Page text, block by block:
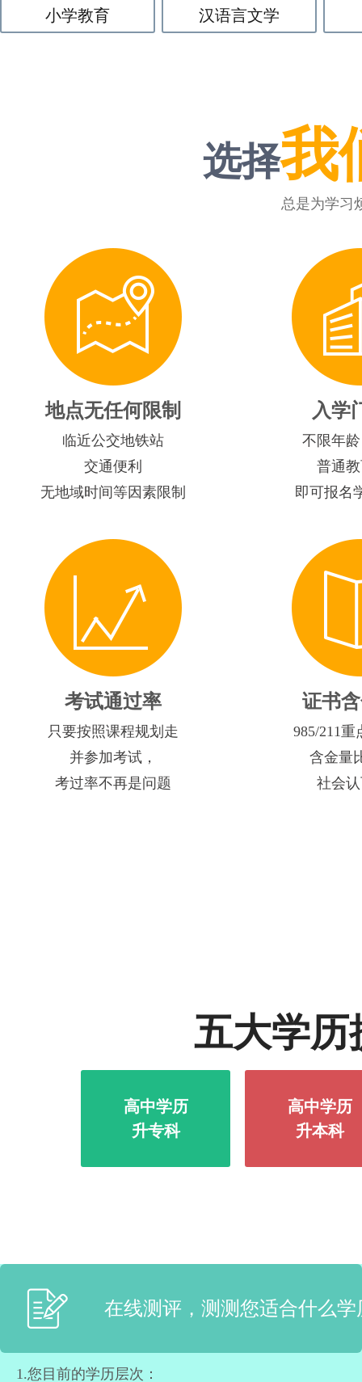
小学教育 汉语言文学
选择我
总是为学习
地点无任何限制
临近公交地铁站
交通便利
无地域时间等因素限制
入学
不限年
普通
即可报名
考试通过率
只要按照课程规划走
并参加考试，
考过率不再是问题
证书
985/211重
含金量
社会
五大学历
高中学历
升专科
高中学历
升本科
在线测评，测测您适合什么
1.您目前的学历层次：